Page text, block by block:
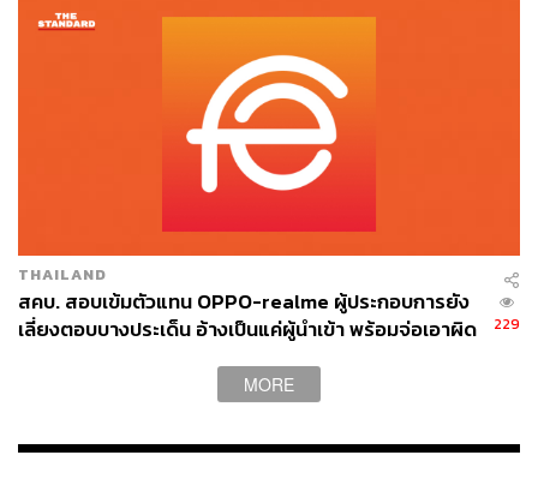
สามารถติดตาม THE STANDARD WEALTH
ผ่านแอปพลิเคชันต่างๆ ที่คุณสะดวกหรือใช้งานอยู่แล้วได้เลย
แอปพลิเคชันเงินกู้ Oppo realme
THAILAND
สคบ. สอบเข้มตัวแทน OPPO-realme ผู้ประกอบการยัง
เลี่ยงตอบบางประเด็น อ้างเป็นแค่ผู้นำเข้า พร้อมจ่อเอาผิด
229
MORE